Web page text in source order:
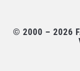
© 2000 – 2026